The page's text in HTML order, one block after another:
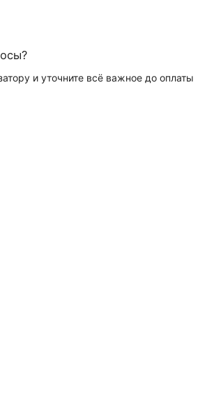
и уточните всё важное до оплаты